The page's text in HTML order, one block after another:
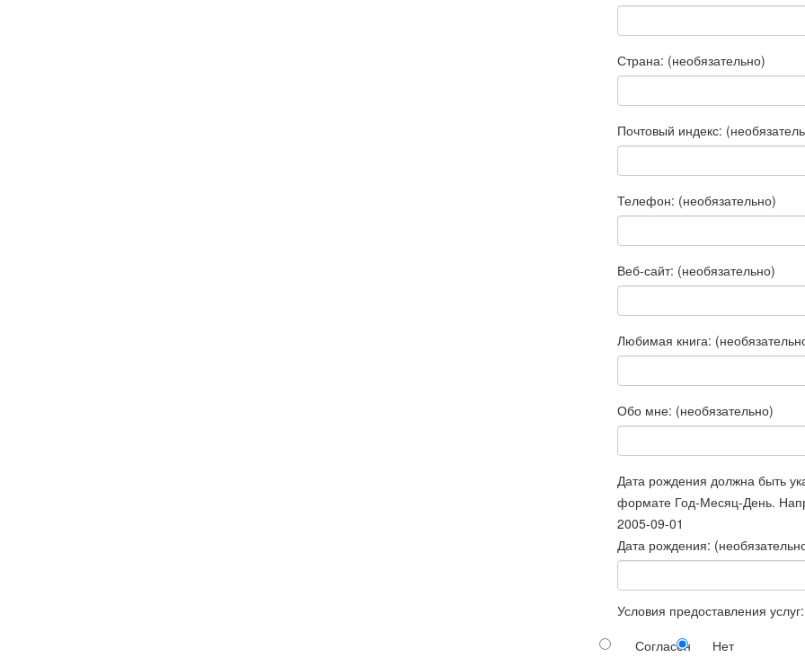
Страна: (необязательно)
Почтовый индекс:
Телефон: (необязательно)
Веб-сайт: (необязательно)
Любимая книга:
Обо мне: (необязательно)
Дата рождения должна быть
формате Год-Месяц-День.
2005-09-01
Дата рождения:
Условия предоставления услуг:
Согласен
Нет